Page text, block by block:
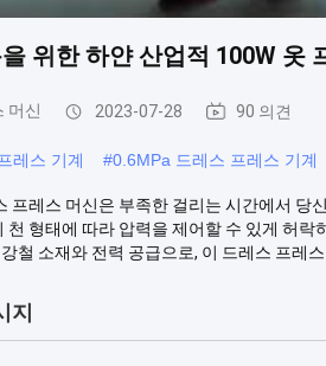
위한 하얀 산업적 100W 옷
머신 2023-07-28 90 의견
레스 기계 #0.6MPa 드레스 프레스 기계
프레스 머신은 부족한 걸리는 시간에서
천 형태에 따라 압력을 제어할 수 있게 허
철 소재와 전력 공급으로, 이 드레스 프레스
지